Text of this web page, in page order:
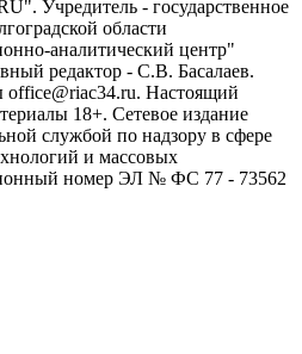
Учредитель - государственное
области
аналитический центр"
редактор - С.В. Басалаев.
office@riac34.ru. Настоящий
18+. Сетевое издание
службой по надзору в сфере
и массовых
номер ЭЛ № ФС 77 - 73562